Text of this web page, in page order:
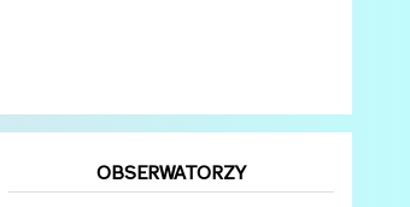
OBSERWATORZY